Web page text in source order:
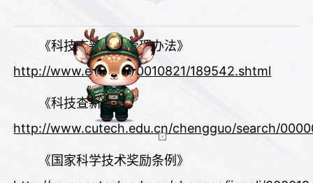
《科技查新机构管理办法》
http://www.edu.cn/20010821/189542.shtml
《科技查新规范》
http://www.cutech.edu.cn/chengguo/search/
《国家科学技术奖励条例》